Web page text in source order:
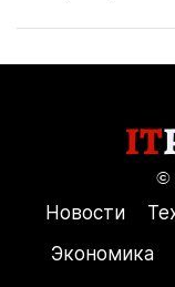
©
Новости
Экономика